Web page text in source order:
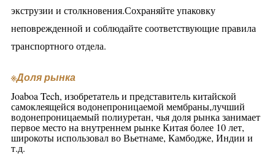
экструзии и столкновения.Сохраняйте упаковку
неповрежденной и соблюдайте соответствующие правила
транспортного отдела.
※Доля рынка
Joaboa Tech, изобретатель и представитель китайской
самоклеящейся водонепроницаемой мембраны,лучший
водонепроницаемый полиуретан, чья доля рынка занимает
первое место на внутреннем рынке Китая более 10 лет,
широкоты использовалво Вьетнаме, Камбодже, Индии и
т.д.